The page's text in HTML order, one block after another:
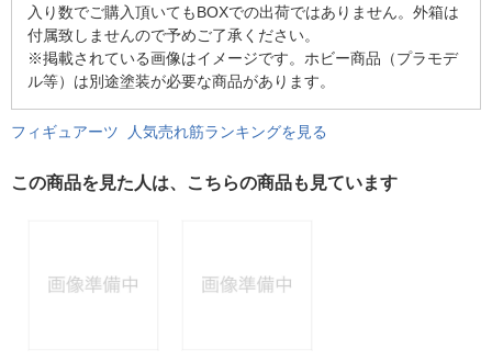
入り数でご購入頂いてもBOXでの出荷ではありません。外箱は
付属致しませんので予めご了承ください。
※掲載されている画像はイメージです。ホビー商品（プラモデ
ル等）は別途塗装が必要な商品があります。
フィギュアーツ 人気売れ筋ランキングを見る
この商品を見た人は、こちらの商品も見ています